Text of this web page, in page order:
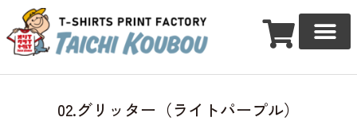
02.グリッター（ライトパープル）